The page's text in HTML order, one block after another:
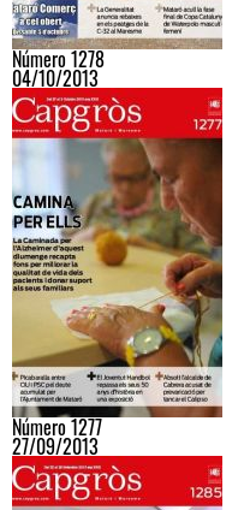
Número 1278
04/10/2013
Número 1277
27/09/2013